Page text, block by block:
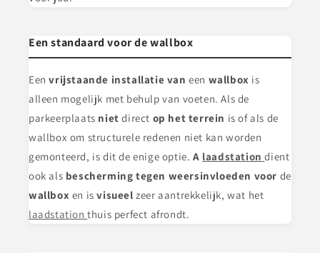
Een standaard voor de wallbox
Eenvrijstaande installatie vaneen wallbox is
alleen mogelijk met behulp van voeten. Als de
parkeerplaats nietdirect op het terrein is of als de
wallbox om structurele redenen niet kan worden
gemonteerd, is dit de enige optie.A laadstationdient
ook als bescherming tegen weersinvloeden voor de
wallbox en isvisueelzeer aantrekkelijk, wat het
laadstationthuis perfect afrondt.